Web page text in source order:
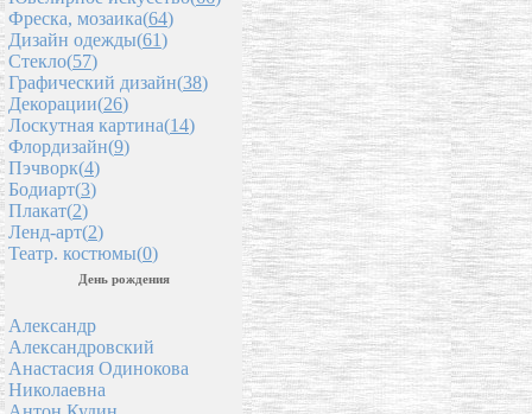
Фреска, мозаика(64)
Дизайн одежды(61)
Стекло(57)
Графический дизайн(38)
Декорации(26)
Лоскутная картина(14)
Флордизайн(9)
Пэчворк(4)
Бодиарт(3)
Плакат(2)
Ленд-арт(2)
Театр. костюмы(0)
День рождения
Александр
Александровский
Анастасия Одинокова
Николаевна